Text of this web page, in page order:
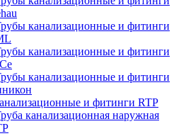
канализационные и фитинги
канализационные и фитинги
канализационные и фитинги
и фитинги RTP
канализационная наружная